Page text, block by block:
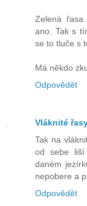
Zelená řasa
ano. Tak s
se to tluče s
Má někdo
Odpovědět
Vláknité
Tak na
od sebe liší
daném
nepobere a
Odpovědět